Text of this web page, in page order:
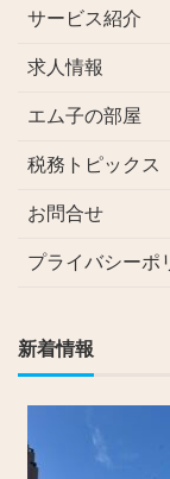
サービス紹介
求人情報
エム子の部屋
税務トピックス
お問合せ
プライバシーポ
新着情報